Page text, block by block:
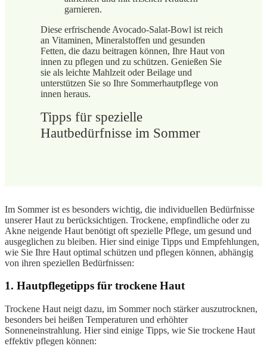
garnieren.
Diese erfrischende Avocado-Salat-Bowl ist reich
an Vitaminen, Mineralstoffen und gesunden
Fetten, die dazu beitragen können, Ihre Haut von
innen zu pflegen und zu schützen. Genießen Sie
sie als leichte Mahlzeit oder Beilage und
unterstützen Sie so Ihre Sommerhautpflege von
innen heraus.
Tipps für spezielle
Hautbedürfnisse im Sommer
Im Sommer ist es besonders wichtig, die individuellen Bedürfnisse
unserer Haut zu berücksichtigen. Trockene, empfindliche oder zu
Akne neigende Haut benötigt oft spezielle Pflege, um gesund und
ausgeglichen zu bleiben. Hier sind einige Tipps und Empfehlungen,
wie Sie Ihre Haut optimal schützen und pflegen können, abhängig
von ihren speziellen Bedürfnissen:
1. Hautpflegetipps für trockene Haut
Trockene Haut neigt dazu, im Sommer noch stärker auszutrocknen,
besonders bei heißen Temperaturen und erhöhter
Sonneneinstrahlung. Hier sind einige Tipps, wie Sie trockene Haut
effektiv pflegen können: